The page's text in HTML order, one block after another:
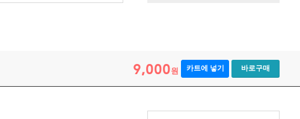
9,000원 카트에 넣기 바로구매